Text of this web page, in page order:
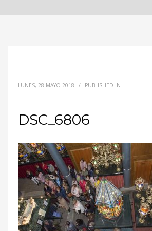
LUNES, 28 MAYO 2018 / PUBLISHED IN
DSC_6806